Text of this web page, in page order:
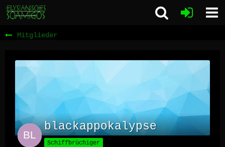
Mitglieder
blackappokalypse
Schiffbrüchiger